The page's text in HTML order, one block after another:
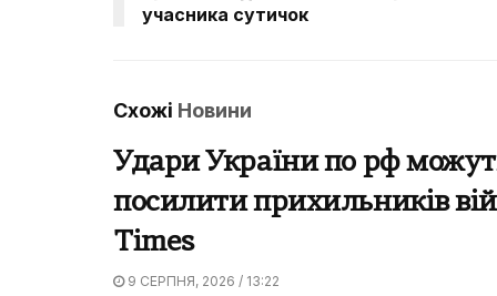
учасника сутичок
Схожі Новини
Удари України по рф
посилити прихильників
Times
9 СЕРПНЯ, 2026 / 13:22